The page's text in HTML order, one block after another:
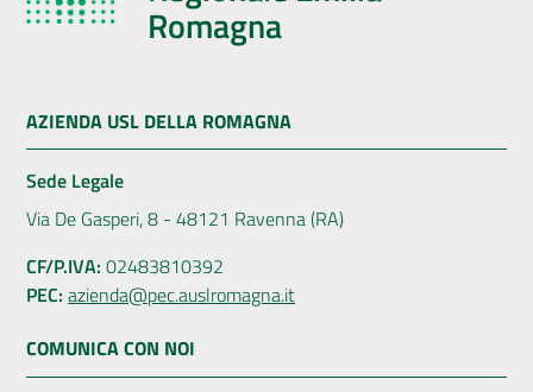
Romagna
AZIENDA USL DELLA ROMAGNA
Sede Legale
Via De Gasperi, 8 - 48121 Ravenna (RA)
CF/P.IVA: 02483810392
PEC: azienda@pec.auslromagna.it
COMUNICA CON NOI